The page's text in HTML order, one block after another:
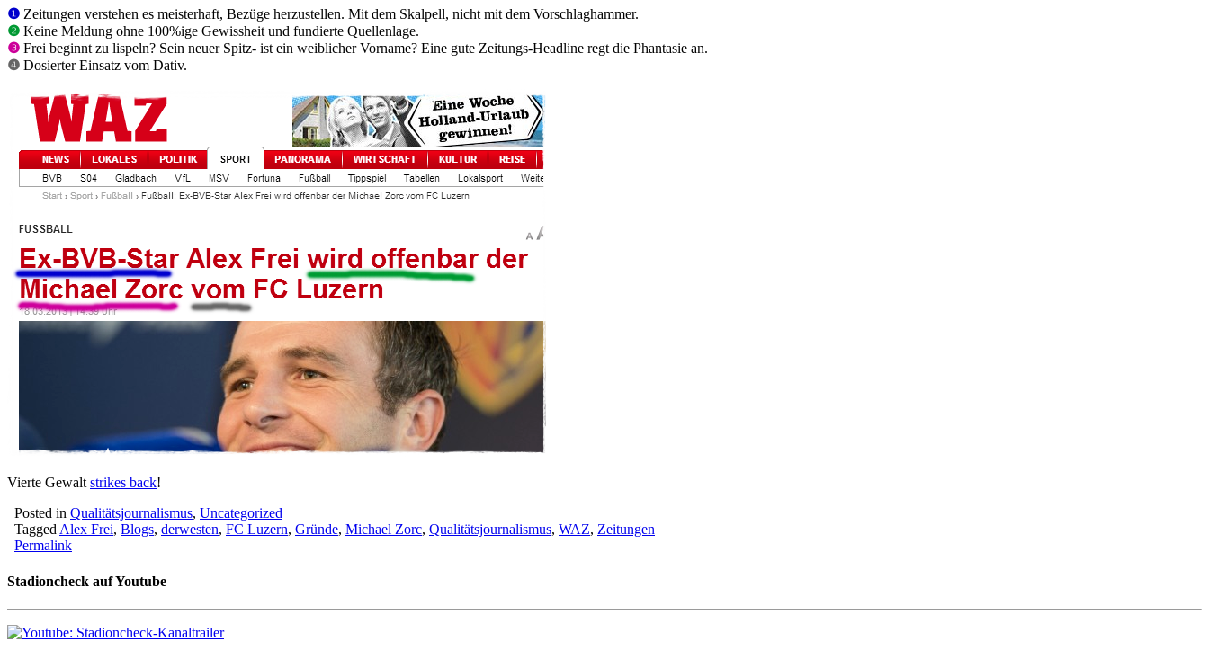
❶ Zeitungen verstehen es meisterhaft, Bezüge herzustellen. Mit dem Skalpell, nicht mit dem Vorschlaghammer.
❷ Keine Meldung ohne 100%ige Gewissheit und fundierte Quellenlage.
❸ Frei beginnt zu lispeln? Sein neuer Spitz- ist ein weiblicher Vorname? Eine gute Zeitungs-Headline regt die Phantasie an.
❹ Dosierter Einsatz vom Dativ.
Vierte Gewalt strikes back!
Posted in Qualitätsjournalismus, Uncategorized
Tagged Alex Frei, Blogs, derwesten, FC Luzern, Gründe, Michael Zorc, Qualitätsjournalismus, WAZ, Zeitungen
Permalink
Stadioncheck auf Youtube